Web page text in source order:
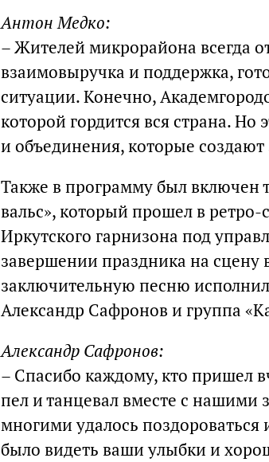
Антон Медко:
– Жителей микрорайона всегда
взаимовыручка и поддержка,
ситуации. Конечно,
которой гордится вся страна.
и объединения, которые
Также в программу был включен
вальс», который прошел в ретро-
Иркутского гарнизона под
завершении праздника на
заключительную песню
Александр Сафронов и группа
Александр Сафронов:
– Спасибо каждому, кто пришел
пел и танцевал вместе с нашими
многими удалось поздороваться
было видеть ваши улыбки и